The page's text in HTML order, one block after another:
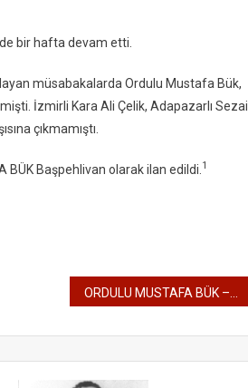
bir hafta devam etti.
müsabakalarda Ordulu Mustafa Bük,
İzmirli Kara Ali Çelik, Adapazarlı Sezai
çıkmamıştı.
BÜK Başpehlivan olarak ilan edildi. 1